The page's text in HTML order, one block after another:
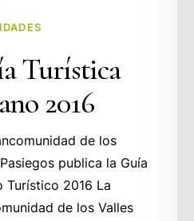
Turística
2016
de los
publica la Guía
Turístico 2016 La
de los Valles